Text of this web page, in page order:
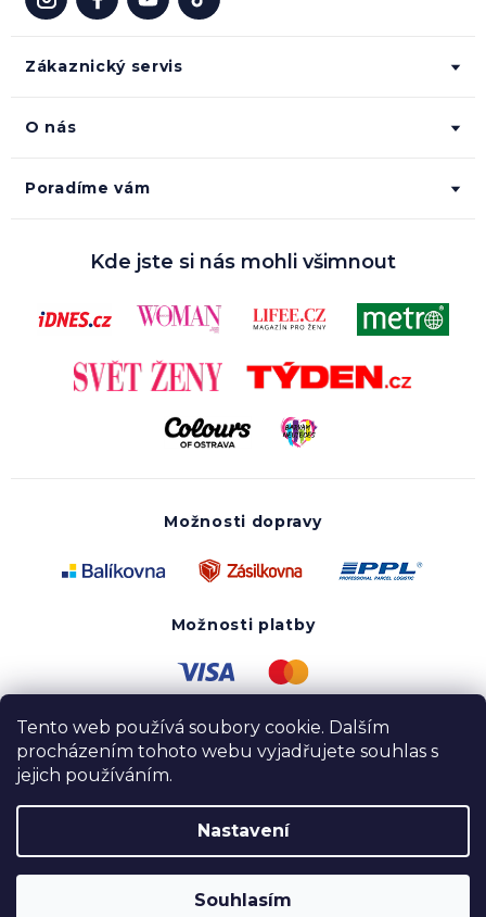
Tento web používá soubory cookie. Dalším
procházením tohoto webu vyjadřujete souhlas s
jejich používáním.
Nastavení
Souhlasím
Zákaznický servis
O nás
Poradíme vám
Kde jste si nás mohli všimnout
Možnosti dopravy
Možnosti platby
Vytvořil Shoptet
Copyright 2020 - 2026 UTOPY wear. Všechna práva
vyhrazena.